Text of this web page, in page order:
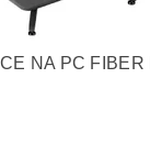
NA PC FIBER